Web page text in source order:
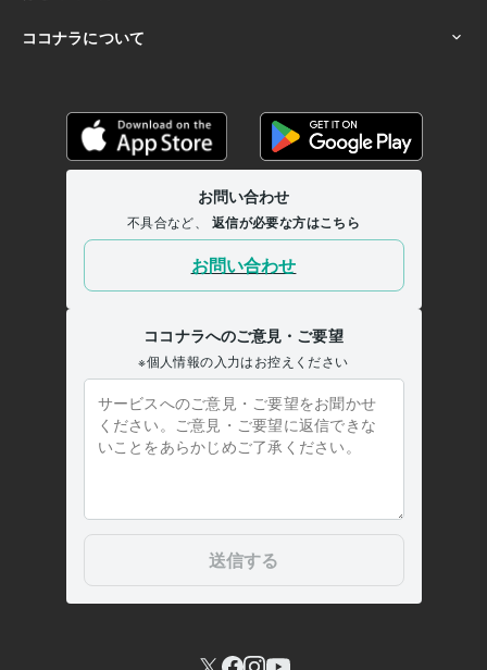
ズバリ！アドバイス
男
タロット占い
恋愛 悩み相談 話し相手 性
ビジネス代行・事務代行
教育に関する執筆、インタビューへの対応
ココナラ電話相談の出品アドバイス
執筆 カウンセリング 特別支援教育 発達障害
不登校
インタビュー ココナラアドバイス
国立大学大学院
1987年3月 ~ 1991年2月
国立大学大学院 教育修士、認定心理士 2002年3月 ~ 2004年2月
24時間電話相談センター カウンセラー 2002年3月 ~ 2019年2月
2002年3月 ~ 2022年2月
学校心理士（学校心理士学会） 1991年3月 ~ 2024年4月
認定カウンセラー（日本カウンセリング学会）
1991年3月 ~ 2024年
上級教育カウンセラー （教育カウンセラー学会）
1991年3月 ~ 202
競馬（競走馬鑑賞）